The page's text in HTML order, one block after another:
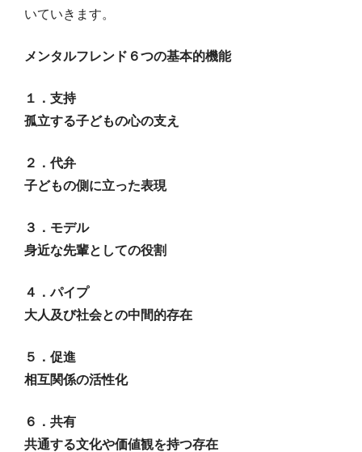
いていきます。
メンタルフレンド６つの基本的機能
１．支持
孤立する子どもの心の支え
２．代弁
子どもの側に立った表現
３．モデル
身近な先輩としての役割
４．パイプ
大人及び社会との中間的存在
５．促進
相互関係の活性化
６．共有
共通する文化や価値観を持つ存在